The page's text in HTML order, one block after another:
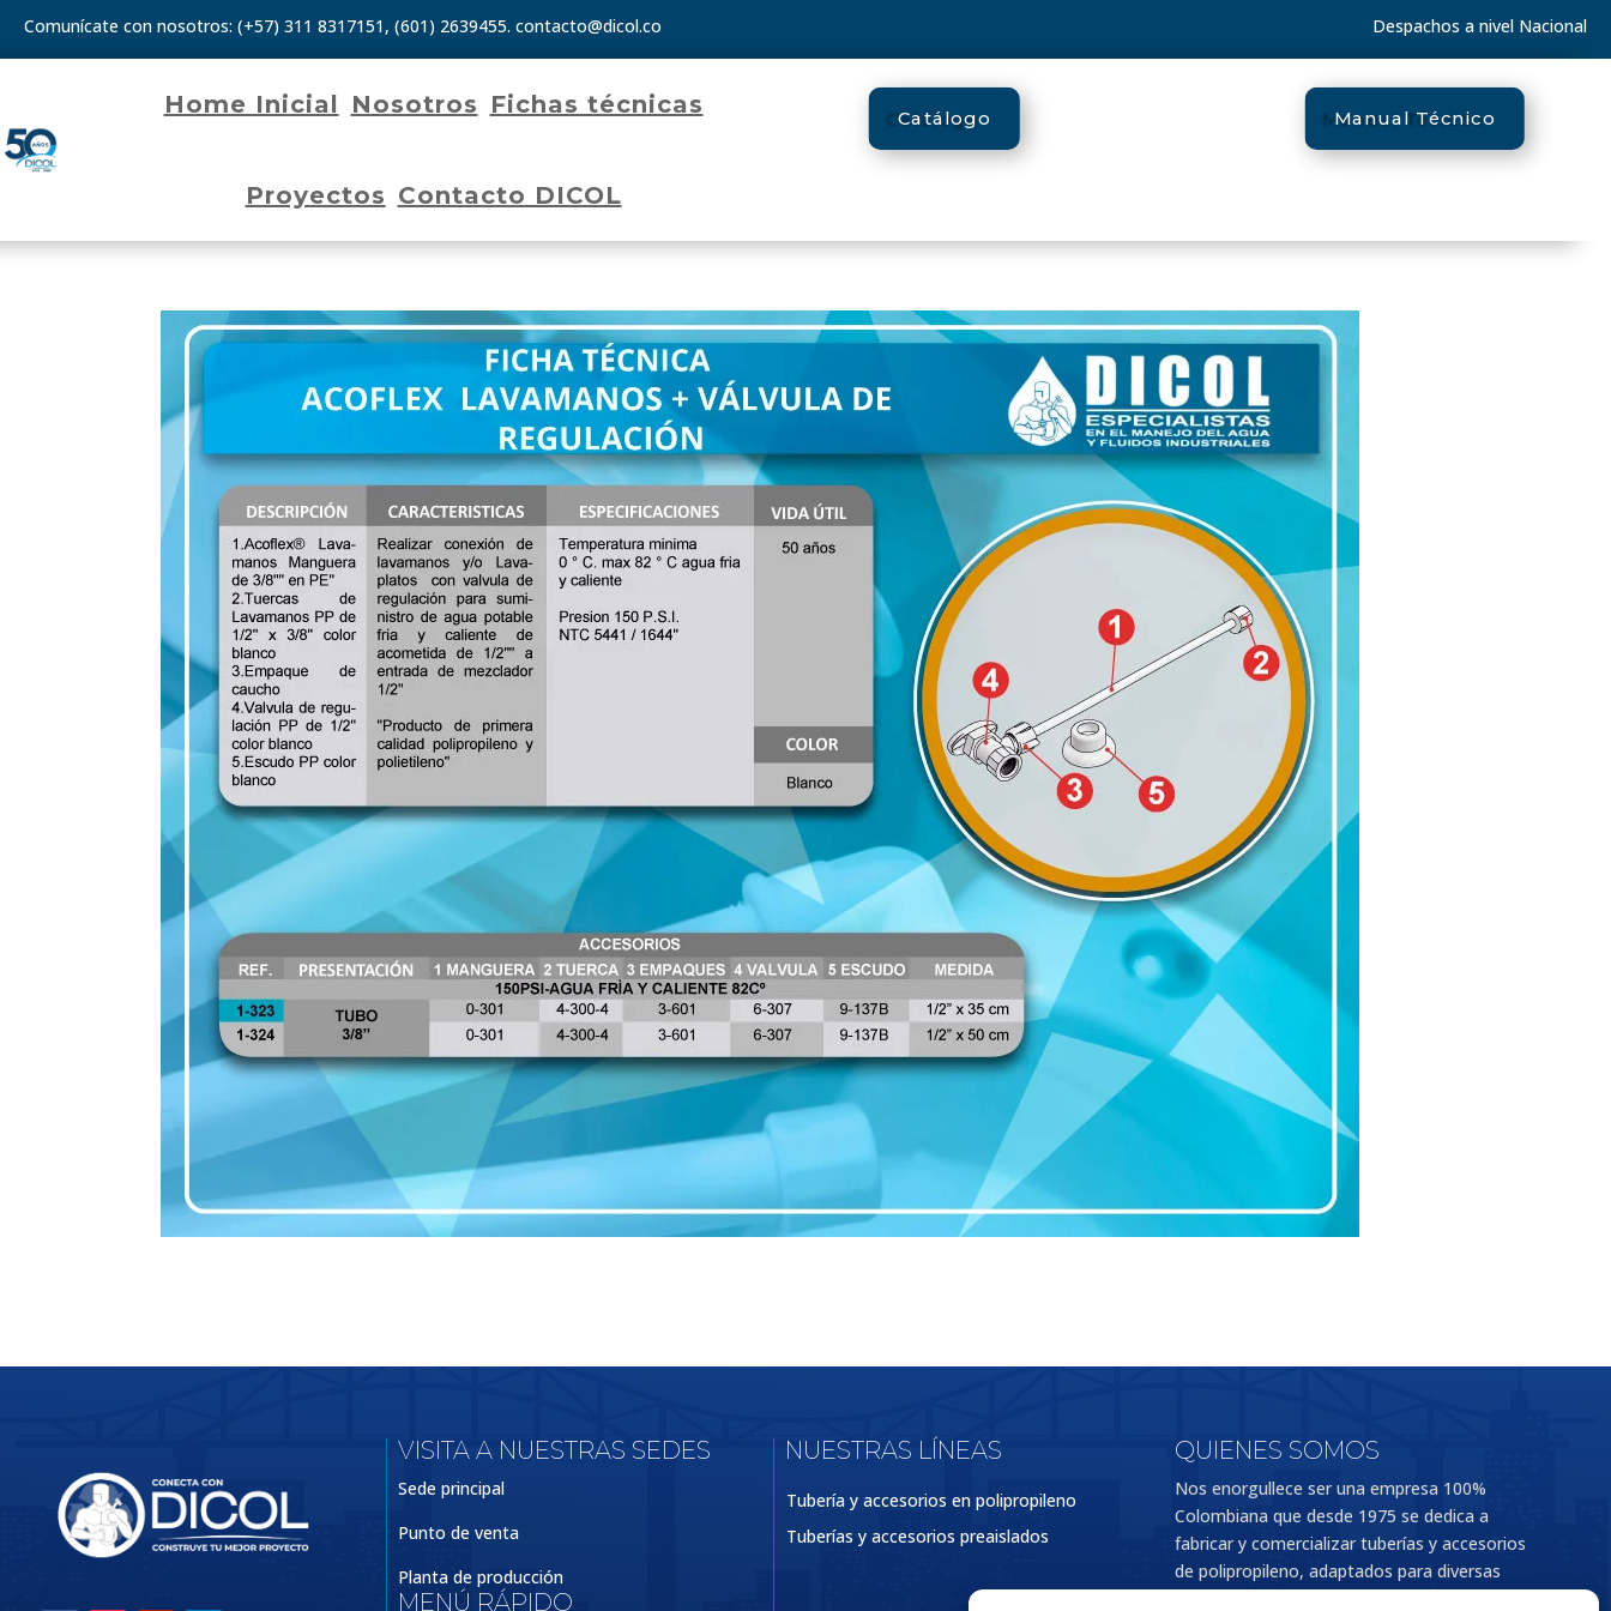
Comunícate con nosotros: (+57) 311 8317151, (601) 2639455. contacto@dicol.co Despachos a nivel Nacional
Home Inicial Nosotros Fichas técnicas
Proyectos Contacto DICOL
Catálogo Manual Técnico
VISITA A NUESTRAS SEDES
Sede principal
Punto de venta
Planta de producción
MENÚ RÁPIDO
NUESTRAS LÍNEAS
Tubería y accesorios en polipropileno
Tuberías y accesorios preaislados
QUIENES SOMOS
Nos enorgullece ser una empresa 100%
Colombiana que desde 1975 se dedica a
fabricar y comercializar tuberías y accesorios
de polipropileno, adaptados para diversas